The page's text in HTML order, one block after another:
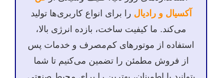
آکسیال و رادیال را برای انواع کاربری‌ها تولید
می‌کند. ما کیفیت ساخت، بازده انرژی بالا،
استفاده از موتورهای کم‌مصرف و خدمات پس
از فروش مطمئن را تضمین می‌کنیم تا شما